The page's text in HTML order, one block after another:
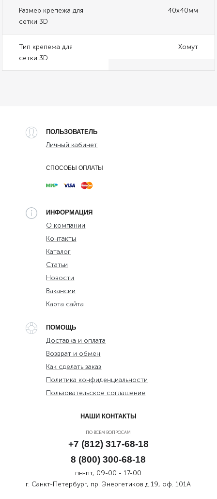
Размер крепежа для
сетки 3D
40х40мм
Тип крепежа для
сетки 3D
Хомут
ПОЛЬЗОВАТЕЛЬ
Личный кабинет
СПОСОБЫ ОПЛАТЫ
ИНФОРМАЦИЯ
О компании
Контакты
Каталог
Статьи
Новости
Вакансии
Карта сайта
ПОМОЩЬ
Доставка и оплата
Возврат и обмен
Как сделать заказ
Политика конфиденциальности
Пользовательское соглашение
НАШИ КОНТАКТЫ
ПО ВСЕМ ВОПРОСАМ
+7 (812) 317-68-18
8 (800) 300-68-18
пн-пт, 09-00 - 17-00
г. Санкт-Петербург, пр. Энергетиков д.19, оф. 101А